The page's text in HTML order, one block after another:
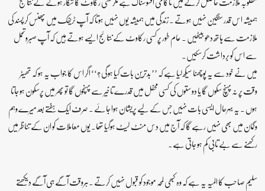
ہمیشہ اس قدر سنگین نہیں ہوتے ۔ زندگی میں ہمیشہ یوں نہیں ہوتا کہ آپ ٹریفک میں پھنس کر پسند کی
ملازمت سے ہاتھ دھو بیٹھیں ۔ عام طور پر کسی رکاوٹ کے نتائج ایسے ہوتے ہیں کہ آپ صبروتحمل
سے اس کو برداشت کرسکیں۔
میں نے خود سے یہ پوچھنا سیکھ لیا ہے کہ ’’ بدترین بات کیا ہوگی ؟‘‘ اگر اس کا جواب یہ ہو کہ تھیٹر
وقت پر نہ پہنچ سکوں گا یا دوستوں کی کسی محفل میں قدرے تاخیر سے پہنچوں گا تو پھر میں پرسکون ہو جاتا
ہوں ۔ یہ بہرحال ایسی بات نہیں جس کے لیے پریشان ہوا جائے ۔ صرف ایک ہفتے بعد میرے وہم
وگمان میں بھی نہیں رہے گا کہ آج میں دس منٹ لیٹ ہوگیا تھا۔ یوں معاملات کو ان کے تناظر میں
رکھنے سے بے تابی کم ہو جاتی ہے۔
سلیم صاحب کا المیہ یہ ہے کہ وہ کبھی لمحہ موجود کو قبول نہیں کرتے ۔ہروقت آگے ہی آگے دیکھتے